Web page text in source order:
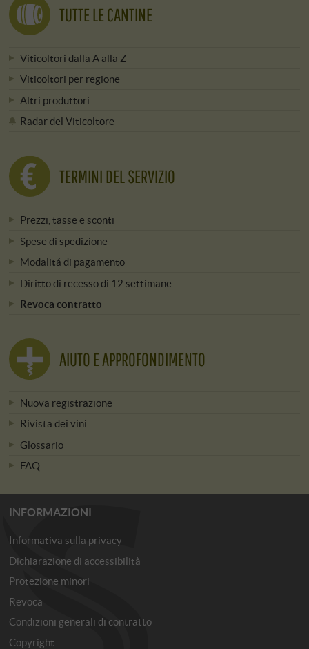
TUTTE LE CANTINE
Viticoltori dalla A alla Z
Viticoltori per regione
Altri produttori
Radar del Viticoltore
TERMINI DEL SERVIZIO
Prezzi, tasse e sconti
Spese di spedizione
Modalitá di pagamento
Diritto di recesso di 12 settimane
Revoca contratto
AIUTO E APPROFONDIMENTO
Nuova registrazione
Rivista dei vini
Glossario
FAQ
INFORMAZIONI
Informativa sulla privacy
Dichiarazione di accessibilità
Protezione minori
Revoca
Condizioni generali di contratto
Copyright